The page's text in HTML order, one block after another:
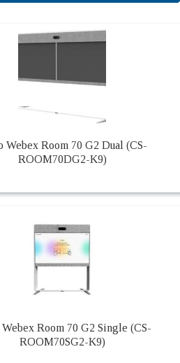
Webex Room 70 G2 Dual (CS-
ROOM70DG2-K9)
Room 70 G2 Single (CS-
ROOM70SG2-K9)